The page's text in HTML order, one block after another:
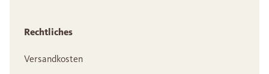
Rechtliches
Versandkosten